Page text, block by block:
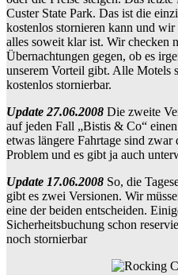
Custer State Park. Das ist die
kostenlos stornieren kann und
alles soweit klar ist. Wir checken
Übernachtungen gegen, ob es
unserem Vorteil gibt. Alle Motels
kostenlos stornierbar.
Update 27.06.2008 Die zweite
auf jeden Fall „Bistis & Co“
etwas längere Fahrtage sind
Problem und es gibt ja auch
Update 17.06.2008 So, die
gibt es zwei Versionen. Wir
eine der beiden entscheiden.
Sicherheitsbuchung schon
noch stornierbar